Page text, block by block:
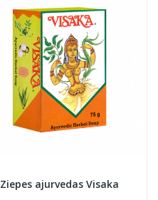
Ziepes ajurvedas Visaka